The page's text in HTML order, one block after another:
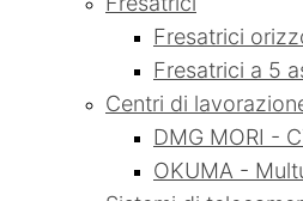
Fresatrici
Fresatrici a 5
Centri di
DMG MORI -
OKUMA -